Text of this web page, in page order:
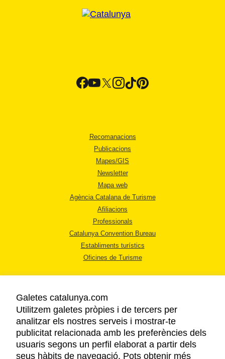
Recomanacions
Publicacions
Mapes/GIS
Newsletter
Mapa web
Agència Catalana de Turisme
Afiliacions
Professionals
Catalunya Convention Bureau
Establiments turístics
Oficines de Turisme
AVÍS LEGAL
POLÍTICA DE PRIVACITAT
COOKIES
Galetes catalunya.com
Utilitzem galetes pròpies i de tercers per
analitzar els nostres serveis i mostrar-te
publicitat relacionada amb les preferències dels
usuaris segons un perfil elaborat a partir dels
seus hàbits de navegació. Pots obtenir més